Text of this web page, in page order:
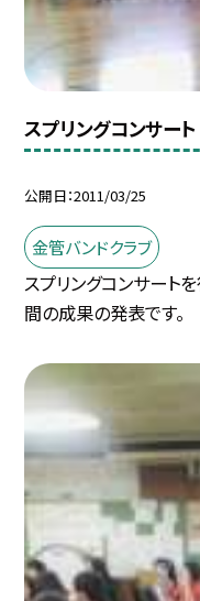
スプリングコンサート
公開日 2011/03/25
金管バンドクラブ
スプリングコンサート
間の成果の発表です。